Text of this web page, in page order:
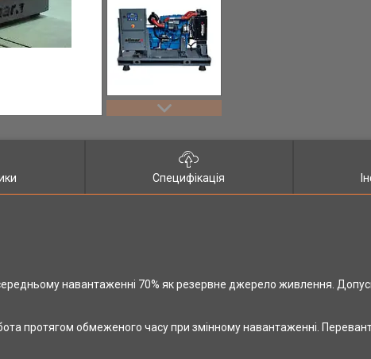
Специфікація
навантаженні 70% як резервне джерело живлення.
протягом обмеженого часу при змінному навантаженні.